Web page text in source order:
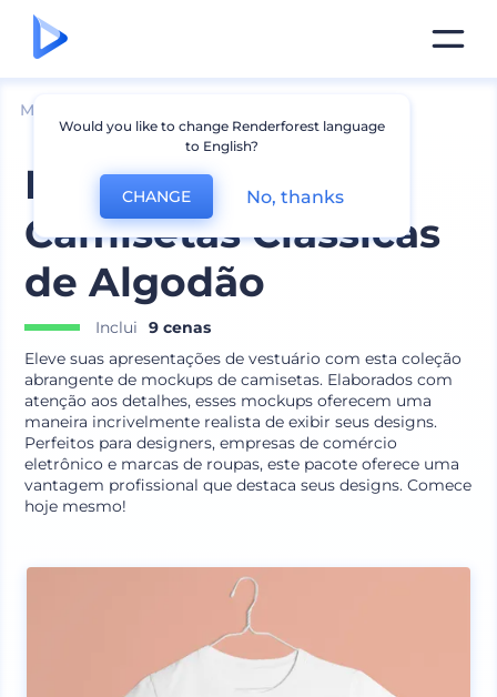
Mockups
Mockups de
Camisetas Clássicas
de Algodão
Inclui
9 cenas
Eleve suas apresentações de vestuário com esta coleção
abrangente de mockups de camisetas. Elaborados com
atenção aos detalhes, esses mockups oferecem uma
maneira incrivelmente realista de exibir seus designs.
Perfeitos para designers, empresas de comércio
eletrônico e marcas de roupas, este pacote oferece uma
vantagem profissional que destaca seus designs. Comece
hoje mesmo!
Would you like to change Renderforest language
to English?
CHANGE No, thanks